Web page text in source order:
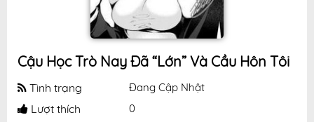
Cậu Học Trò Nay Đã “Lớn” Và Cầu Hôn Tôi
Tình trạng Đang Cập Nhật
Lượt thích 0